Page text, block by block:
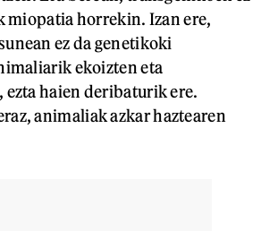
miopatia horrekin. Izan ere,
ez da genetikoki
ekoizten eta
haien deribaturik ere.
animaliak azkar haztearen